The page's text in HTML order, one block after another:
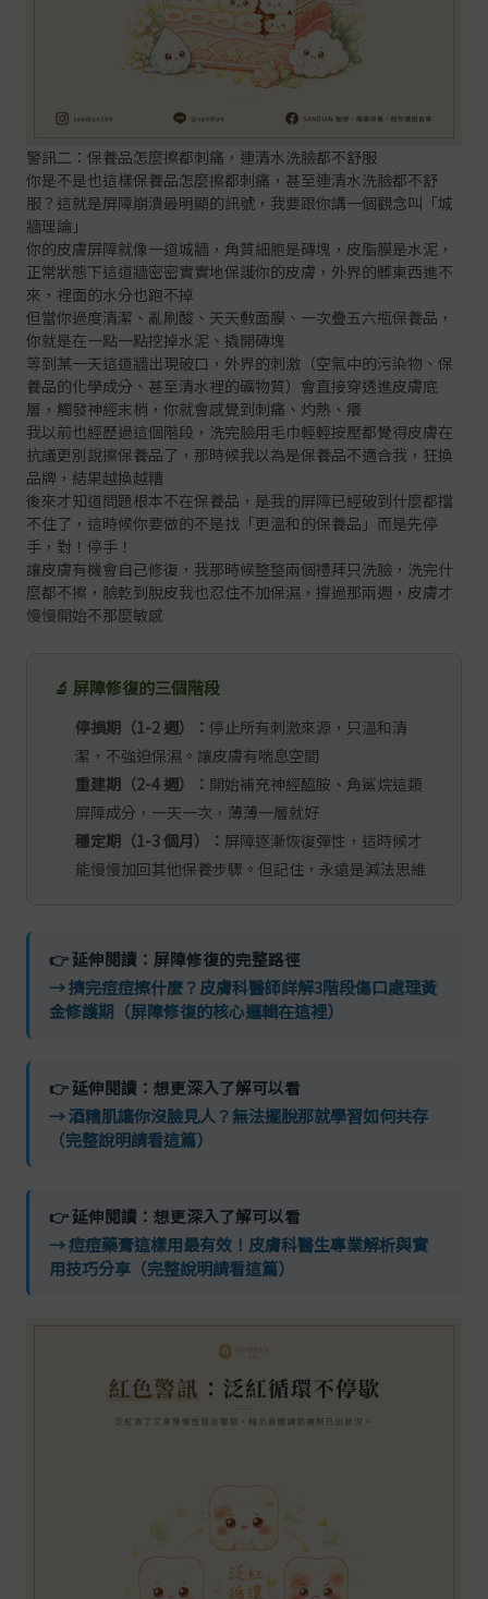
警訊二：保養品怎麼擦都刺痛，連清水洗臉都不舒服
你是不是也這樣保養品怎麼擦都刺痛，甚至連清水洗臉都不舒
服？這就是屏障崩潰最明顯的訊號，我要跟你講一個觀念叫「城
牆理論」
你的皮膚屏障就像一道城牆，角質細胞是磚塊，皮脂膜是水泥，
正常狀態下這道牆密密實實地保護你的皮膚，外界的髒東西進不
來，裡面的水分也跑不掉
但當你過度清潔、亂刷酸、天天敷面膜、一次疊五六瓶保養品，
你就是在一點一點挖掉水泥、撬開磚塊
等到某一天這道牆出現破口，外界的刺激（空氣中的污染物、保
養品的化學成分、甚至清水裡的礦物質）會直接穿透進皮膚底
層，觸發神經末梢，你就會感覺到刺痛、灼熱、癢
我以前也經歷過這個階段，洗完臉用毛巾輕輕按壓都覺得皮膚在
抗議更別說擦保養品了，那時候我以為是保養品不適合我，狂換
品牌，結果越換越糟
後來才知道問題根本不在保養品，是我的屏障已經破到什麼都擋
不住了，這時候你要做的不是找「更溫和的保養品」而是先停
手，對！停手！
讓皮膚有機會自己修復，我那時候整整兩個禮拜只洗臉，洗完什
麼都不擦，臉乾到脫皮我也忍住不加保濕，撐過那兩週，皮膚才
慢慢開始不那麼敏感
🔬 屏障修復的三個階段
停損期（1-2 週）： 停止所有刺激來源，只溫和清
潔，不強迫保濕。讓皮膚有喘息空間
重建期（2-4 週）： 開始補充神經醯胺、角鯊烷這類
屏障成分，一天一次，薄薄一層就好
穩定期（1-3 個月）： 屏障逐漸恢復彈性，這時候才
能慢慢加回其他保養步驟。但記住，永遠是減法思維
👉 延伸閱讀：屏障修復的完整路徑
→ 擠完痘痘擦什麼？皮膚科醫師詳解3階段傷口處理黃
金修護期（屏障修復的核心邏輯在這裡）
👉 延伸閱讀：想更深入了解可以看
→ 酒糟肌讓你沒臉見人？無法擺脫那就學習如何共存
（完整說明請看這篇）
👉 延伸閱讀：想更深入了解可以看
→ 痘痘藥膏這樣用最有效！皮膚科醫生專業解析與實
用技巧分享（完整說明請看這篇）